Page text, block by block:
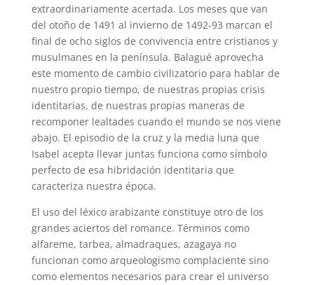
extraordinariamente acertada. Los meses que van
del otoño de 1491 al invierno de 1492-93 marcan el
final de ocho siglos de convivencia entre cristianos y
musulmanes en la península. Balagué aprovecha
este momento de cambio civilizatorio para hablar de
nuestro propio tiempo, de nuestras propias crisis
identitarias, de nuestras propias maneras de
recomponer lealtades cuando el mundo se nos viene
abajo. El episodio de la cruz y la media luna que
Isabel acepta llevar juntas funciona como símbolo
perfecto de esa hibridación identitaria que
caracteriza nuestra época.
El uso del léxico arabizante constituye otro de los
grandes aciertos del romance. Términos como
alfareme, tarbea, almadraques, azagaya no
funcionan como arqueologismo complaciente sino
como elementos necesarios para crear el universo